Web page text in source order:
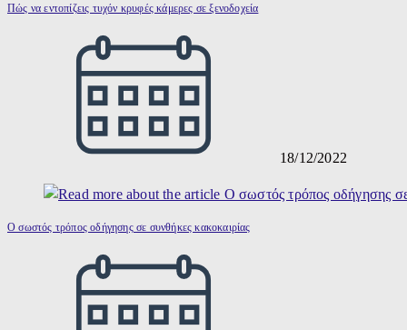
Πώς να εντοπίζεις τυχόν κρυφές κάμερες σε ξενοδοχεία
18/12/2022
Ο σωστός τρόπος οδήγησης σε συνθήκες κακοκαιρίας